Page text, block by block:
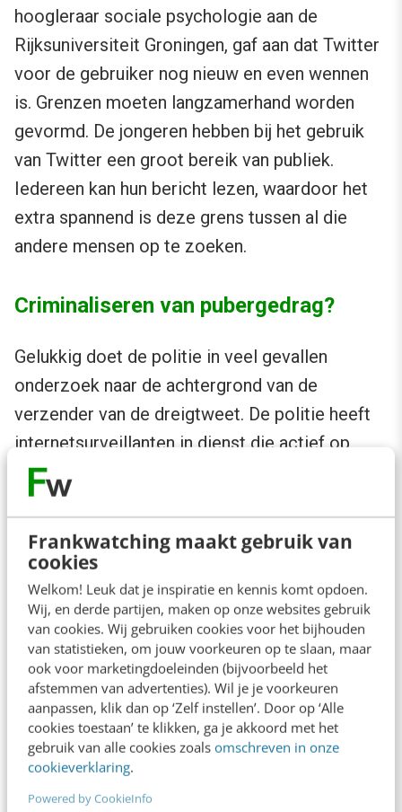
Frankwatching maakt gebruik van
cookies
Welkom! Leuk dat je inspiratie en kennis komt opdoen.
Wij, en derde partijen, maken op onze websites gebruik
van cookies. Wij gebruiken cookies voor het bijhouden
van statistieken, om jouw voorkeuren op te slaan, maar
ook voor marketingdoeleinden (bijvoorbeeld het
afstemmen van advertenties). Wil je je voorkeuren
aanpassen, klik dan op ‘Zelf instellen’. Door op ‘Alle
cookies toestaan’ te klikken, ga je akkoord met het
gebruik van alle cookies zoals omschreven in onze
cookieverklaring.
Powered by CookieInfo
hoogleraar sociale psychologie aan de
Rijksuniversiteit Groningen, gaf aan dat Twitter
voor de gebruiker nog nieuw en even wennen
is. Grenzen moeten langzamerhand worden
gevormd. De jongeren hebben bij het gebruik
van Twitter een groot bereik van publiek.
Iedereen kan hun bericht lezen, waardoor het
extra spannend is deze grens tussen al die
andere mensen op te zoeken.
Criminaliseren van pubergedrag?
Gelukkig doet de politie in veel gevallen
onderzoek naar de achtergrond van de
verzender van de dreigtweet. De politie heeft
internetsurveillanten in dienst die actief op
zoek zijn naar dergelijke dreigende teksten op
sociale media. Na een aanhouding kunnen zelfs
de kosten van politie-inzet op de verzender
worden verhaald. Zo geeft de politie een
duidelijk signaal naar de dader toe dat het
verspreiden van dergelijke berichten niet is
toegestaan en niet wordt getolereerd. Uit de
enquête blijkt ook dat het merendeel (70%)
vindt dat een dreigtweet net zo serieus moet
worden genomen door de politie als alle
andere bedreigingen.